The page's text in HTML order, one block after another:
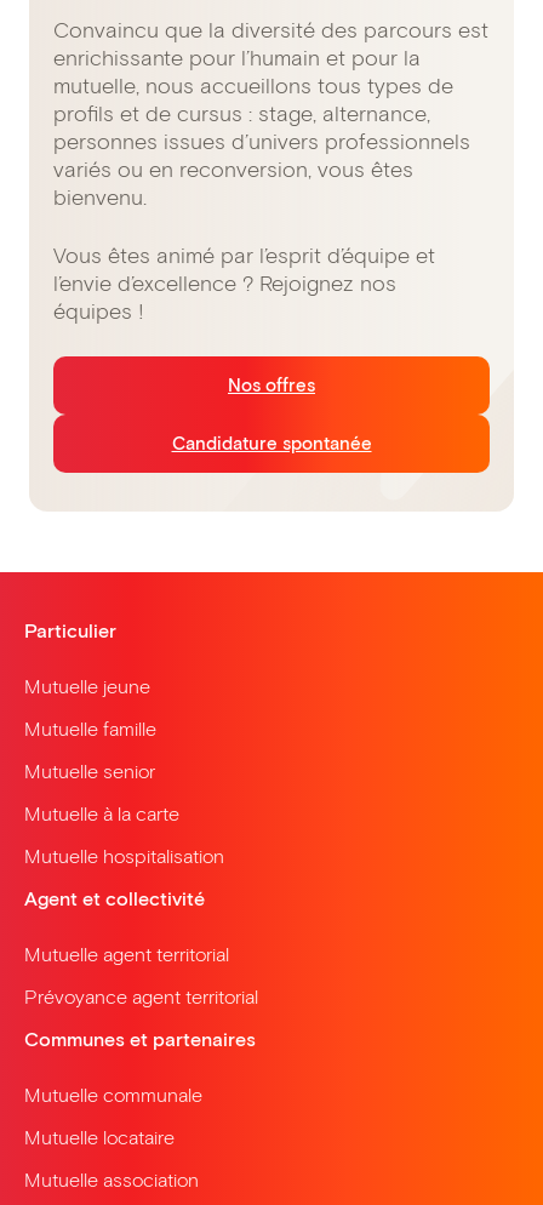
Convaincu que la diversité des parcours est
enrichissante pour l’humain et pour la
mutuelle, nous accueillons tous types de
profils et de cursus : stage, alternance,
personnes issues d’univers professionnels
variés ou en reconversion, vous êtes
bienvenu.
Vous êtes animé par l’esprit d’équipe et
l’envie d’excellence ? Rejoignez nos
équipes !
Nos offres
Candidature spontanée
Particulier
Mutuelle jeune
Mutuelle famille
Mutuelle senior
Mutuelle à la carte
Mutuelle hospitalisation
Agent et collectivité
Mutuelle agent territorial
Prévoyance agent territorial
Communes et partenaires
Mutuelle communale
Mutuelle locataire
Mutuelle association